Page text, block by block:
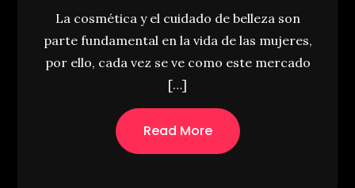
La cosmética y el cuidado de belleza son
parte fundamental en la vida de las mujeres,
por ello, cada vez se ve como este mercado
[…]
Read More